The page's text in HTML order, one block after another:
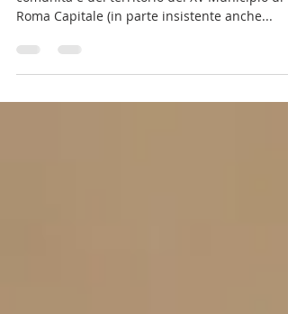
Dopo anni di silenzioso servizio a favore della
Roma Capitale (in parte insistente anche...